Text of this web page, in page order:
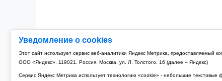
Уведомление о cookies
Этот сайт использует сервис веб-аналитики Яндекс Метрика, предоставляемый
ООО «Яндекс», 119021, Россия, Москва, ул. Л. Толстого, 16 (далее – Яндекс)
Сервис Яндекс Метрика использует технологию «cookie» - небольшие текстовые